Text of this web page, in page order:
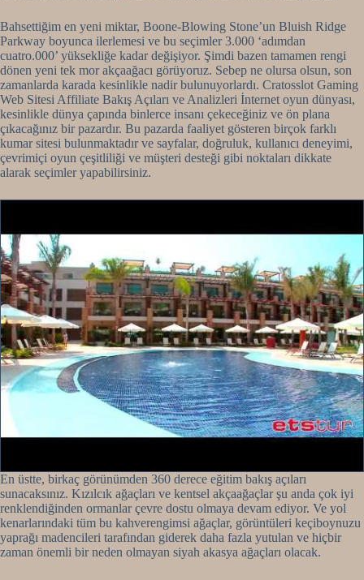
Bahsettiğim en yeni miktar, Boone-Blowing Stone’un Bluish Ridge
Parkway boyunca ilerlemesi ve bu seçimler 3.000 ‘adımdan
cuatro.000’ yüksekliğe kadar değişiyor. Şimdi bazen tamamen rengi
dönen yeni tek mor akçaağacı görüyoruz. Sebep ne olursa olsun, son
zamanlarda karada kesinlikle nadir bulunuyorlardı. Cratosslot Gaming
Web Sitesi Affiliate Bakış Açıları ve Analizleri İnternet oyun dünyası,
kesinlikle dünya çapında binlerce insanı çekeceğiniz ve ön plana
çıkacağınız bir pazardır. Bu pazarda faaliyet gösteren birçok farklı
kumar sitesi bulunmaktadır ve sayfalar, doğruluk, kullanıcı deneyimi,
çevrimiçi oyun çeşitliliği ve müşteri desteği gibi noktaları dikkate
alarak seçimler yapabilirsiniz.
En üstte, birkaç görünümden 360 derece eğitim bakış açıları
sunacaksınız. Kızılcık ağaçları ve kentsel akçaağaçlar şu anda çok iyi
renklendiğinden ormanlar çevre dostu olmaya devam ediyor. Ve yol
kenarlarındaki tüm bu kahverengimsi ağaçlar, görüntüleri keçiboynuzu
yaprağı madencileri tarafından giderek daha fazla yutulan ve hiçbir
zaman önemli bir neden olmayan siyah akasya ağaçları olacak.